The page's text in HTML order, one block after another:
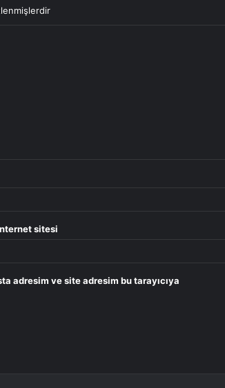
sitesi
adresim ve site adresim bu tarayıcıya